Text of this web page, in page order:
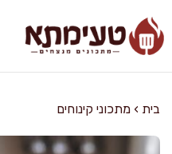
לתוכן
בית › מתכוני קינוחים